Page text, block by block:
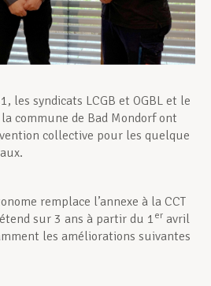
les syndicats LCGB et OGBL et le
commune de Bad Mondorf ont
collective pour les quelque
remplace l’annexe à la CCT
sur 3 ans à partir du 1 er avril
les améliorations suivantes